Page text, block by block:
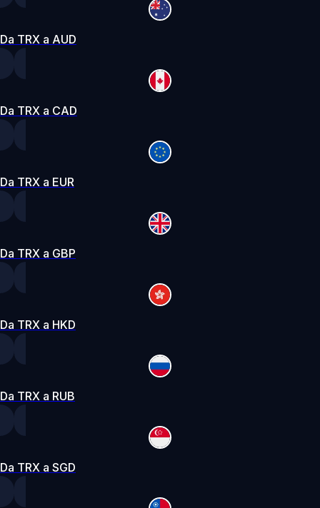
Da TRX a AUD
Da TRX a CAD
Da TRX a EUR
Da TRX a GBP
Da TRX a HKD
Da TRX a RUB
Da TRX a SGD